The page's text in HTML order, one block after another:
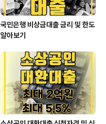
국민은행 비상금대출 금리 및 한도
알아보기